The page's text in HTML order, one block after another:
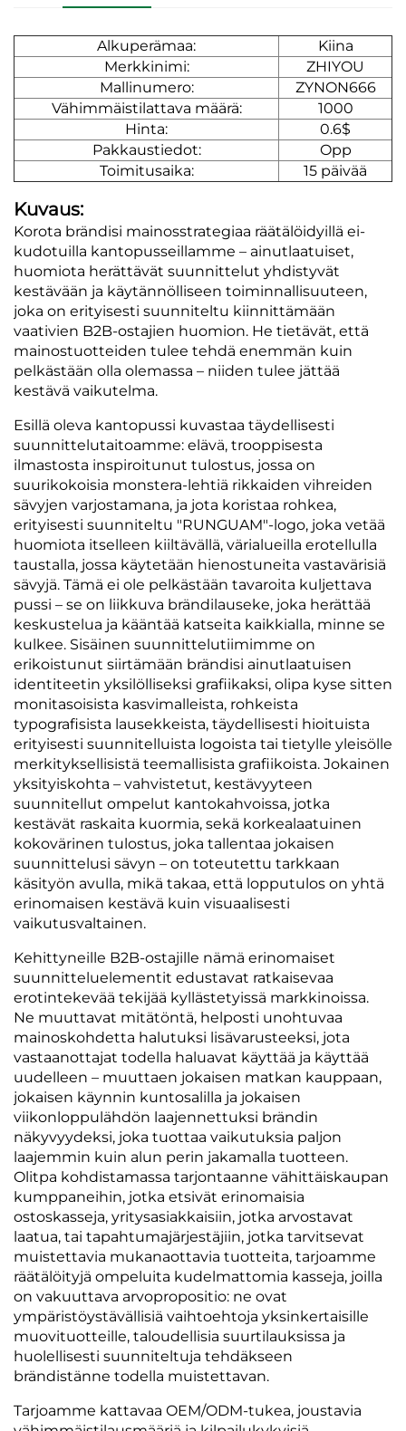
Alkuperämaa:
Kiina
Merkkinimi:
ZHIYOU
Mallinumero:
ZYNON666
Vähimmäistilattava määrä:
1000
Hinta:
0.6$
Pakkaustiedot:
Opp
Toimitusaika:
15 päivää
Kuvaus:
Korota brändisi mainosstrategiaa räätälöidyillä ei-
kudotuilla kantopusseillamme – ainutlaatuiset,
huomiota herättävät suunnittelut yhdistyvät
kestävään ja käytännölliseen toiminnallisuuteen,
joka on erityisesti suunniteltu kiinnittämään
vaativien B2B-ostajien huomion. He tietävät, että
mainostuotteiden tulee tehdä enemmän kuin
pelkästään olla olemassa – niiden tulee jättää
kestävä vaikutelma.
Esillä oleva kantopussi kuvastaa täydellisesti
suunnittelutaitoamme: elävä, trooppisesta
ilmastosta inspiroitunut tulostus, jossa on
suurikokoisia monstera-lehtiä rikkaiden vihreiden
sävyjen varjostamana, ja jota koristaa rohkea,
erityisesti suunniteltu "RUNGUAM"-logo, joka vetää
huomiota itselleen kiiltävällä, värialueilla erotellulla
taustalla, jossa käytetään hienostuneita vastavärisiä
sävyjä. Tämä ei ole pelkästään tavaroita kuljettava
pussi – se on liikkuva brändilauseke, joka herättää
keskustelua ja kääntää katseita kaikkialla, minne se
kulkee. Sisäinen suunnittelutiimimme on
erikoistunut siirtämään brändisi ainutlaatuisen
identiteetin yksilölliseksi grafiikaksi, olipa kyse sitten
monitasoisista kasvimalleista, rohkeista
typografisista lausekkeista, täydellisesti hioituista
erityisesti suunnitelluista logoista tai tietylle yleisölle
merkityksellisistä teemallisista grafiikoista. Jokainen
yksityiskohta – vahvistetut, kestävyyteen
suunnitellut ompelut kantokahvoissa, jotka
kestävät raskaita kuormia, sekä korkealaatuinen
kokovärinen tulostus, joka tallentaa jokaisen
suunnittelusi sävyn – on toteutettu tarkkaan
käsityön avulla, mikä takaa, että lopputulos on yhtä
erinomaisen kestävä kuin visuaalisesti
vaikutusvaltainen.
Kehittyneille B2B-ostajille nämä erinomaiset
suunnitteluelementit edustavat ratkaisevaa
erotintekevää tekijää kyllästetyissä markkinoissa.
Ne muuttavat mitätöntä, helposti unohtuvaa
mainoskohdetta halutuksi lisävarusteeksi, jota
vastaanottajat todella haluavat käyttää ja käyttää
uudelleen – muuttaen jokaisen matkan kauppaan,
jokaisen käynnin kuntosalilla ja jokaisen
viikonloppulähdön laajennettuksi brändin
näkyvyydeksi, joka tuottaa vaikutuksia paljon
laajemmin kuin alun perin jakamalla tuotteen.
Olitpa kohdistamassa tarjontaanne vähittäiskaupan
kumppaneihin, jotka etsivät erinomaisia
ostoskasseja, yritysasiakkaisiin, jotka arvostavat
laatua, tai tapahtumajärjestäjiin, jotka tarvitsevat
muistettavia mukanaottavia tuotteita, tarjoamme
räätälöityjä ompeluita kudelmattomia kasseja, joilla
on vakuuttava arvopropositio: ne ovat
ympäristöystävällisiä vaihtoehtoja yksinkertaisille
muovituotteille, taloudellisia suurtilauksissa ja
huolellisesti suunniteltuja tehdäkseen
brändistänne todella muistettavan.
Tarjoamme kattavaa OEM/ODM-tukea, joustavia